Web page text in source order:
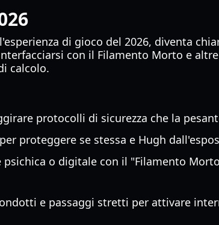
di gioco del 2026, diventa
con il Filamento Morto e
calcolo.
protocolli di sicurezza che la
proteggere se stessa e Hugh
psichica o digitale con il "Filamento
e passaggi stretti per attivare